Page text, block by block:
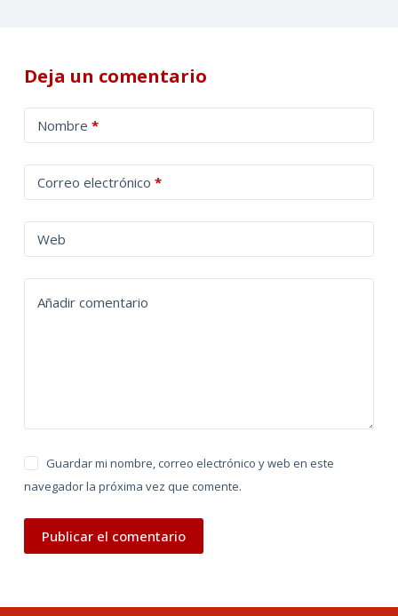
Deja un comentario
Nombre *
Correo electrónico *
Web
Añadir comentario
Guardar mi nombre, correo electrónico y web en este
navegador la próxima vez que comente.
Publicar el comentario
l
t
a
t